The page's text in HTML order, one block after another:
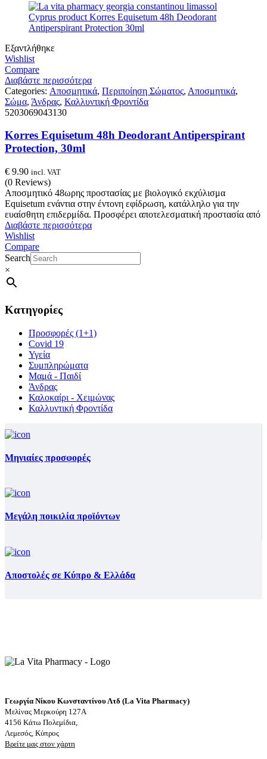
Εξαντλήθηκε
Wishlist
Compare
Διαβάστε περισσότερα
Categories: Αποσμητικά, Περιποίηση Σώματος, Αποσμητικά,
Σώμα, Άνδρας, Καλλυντική Φροντίδα
5203069043130
Korres Equisetum 48h Deodorant Antiperspirant
Protection, 30ml
€ 9.90 incl. VAT
(0 Reviews)
Αποσμητικό 48ωρης προστασίας με βιολογικό εκχύλισμα
Equisetum ενάντια στην έντονη εφίδρωση, κατάλληλο για την
ευαίσθητη επιδερμίδα. Προσφέρει αποτελεσματική προστασία από
Διαβάστε περισσότερα
Wishlist
Compare
Search
×
Κατηγορίες
Προσφορές (1+1)
Covid 19
Υγεία
Συμπληρώματα
Μαμά - Παιδί
Άνδρας
Καλοκαίρι - Χειμώνας
Καλλυντική Φροντίδα
Μηνιαίες προσφορές
Μεγάλη ποικιλία προϊόντων
Αποστολές σε Κύπρο & Ελλάδα
Γεωργία Νίκου Κωνσταντίνου Λτδ (La Vita Pharmacy)
Μελίνας Μερκούρη 127Α
4156 Κάτω Πολεμίδια,
Λεμεσός, Κύπρος
Βρείτε μας στον χάρτη